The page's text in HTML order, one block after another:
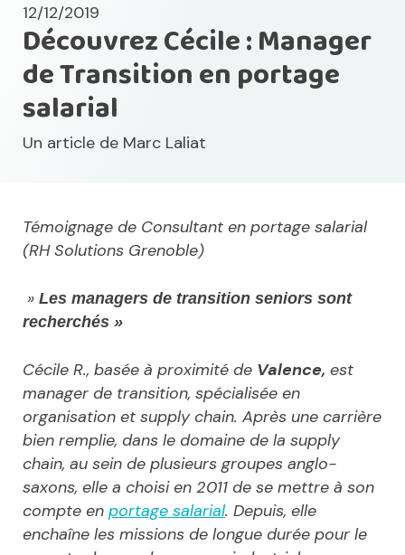
12/12/2019
Découvrez Cécile : Manager
de Transition en portage
salarial
Un article de Marc Laliat
Témoignage de Consultant en portage salarial
(RH Solutions Grenoble)
» Les managers de transition seniors sont
recherchés »
Cécile R., basée à proximité de Valence, est
manager de transition, spécialisée en
organisation et supply chain. Après une carrière
bien remplie, dans le domaine de la supply
chain, au sein de plusieurs groupes anglo-
saxons, elle a choisi en 2011 de se mettre à son
compte en portage salarial. Depuis, elle
enchaîne les missions de longue durée pour le